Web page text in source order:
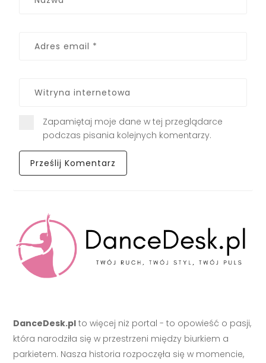
Zapamiętaj moje dane w tej przeglądarce
podczas pisania kolejnych komentarzy.
DanceDesk.pl to więcej niż portal - to opowieść o pasji,
która narodziła się w przestrzeni między biurkiem a
parkietem. Nasza historia rozpoczęła się w momencie,